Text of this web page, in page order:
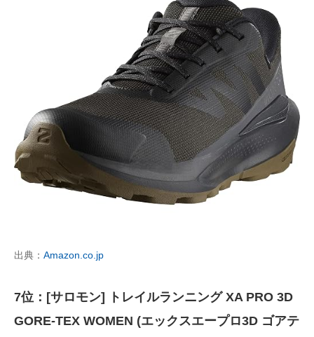
出典： Amazon.co.jp
7位：[サロモン] トレイルランニング XA PRO 3D
GORE-TEX WOMEN (エックスエープロ3D ゴアテ